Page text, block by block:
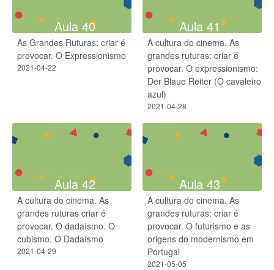
Aula 40
As Grandes Ruturas: criar é
provocar. O Expressionismo
2021-04-22
Aula 41
A cultura do cinema. As
grandes ruturas: criar é
provocar. ​O expressionismo:
Der Blaue Reiter (O cavaleiro
azul)
2021-04-28
Aula 42
A cultura do cinema. As
grandes ruturas criar é
provocar. ​O dadaísmo. O
cubismo. O Dadaísmo
2021-04-29
Aula 43
A cultura do cinema. As
grandes ruturas: criar é
provocar. O futurismo e as
origens do modernismo em
Portugal
2021-05-05